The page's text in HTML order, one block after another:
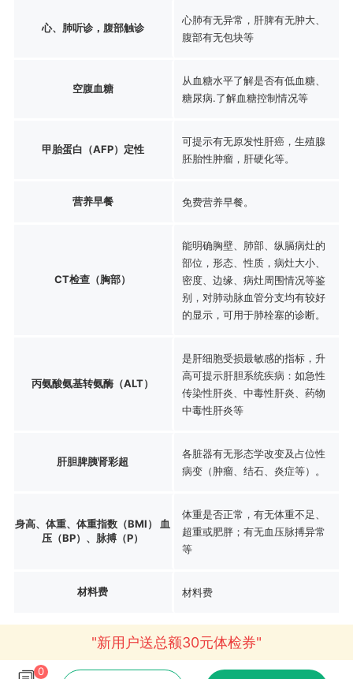
心、肺听诊，腹部触诊
心肺有无异常，肝脾有无肿大、
腹部有无包块等
空腹血糖
从血糖水平了解是否有低血糖、
糖尿病.了解血糖控制情况等
甲胎蛋白（AFP）定性
可提示有无原发性肝癌，生殖腺
胚胎性肿瘤，肝硬化等。
营养早餐 免费营养早餐。
CT检查（胸部）
能明确胸壁、肺部、纵膈病灶的
部位，形态、性质，病灶大小、
密度、边缘、病灶周围情况等鉴
别，对肺动脉血管分支均有较好
的显示，可用于肺栓塞的诊断。
丙氨酸氨基转氨酶（ALT）
是肝细胞受损最敏感的指标，升
高可提示肝胆系统疾病：如急性
传染性肝炎、中毒性肝炎、药物
中毒性肝炎等
肝胆脾胰肾彩超
各脏器有无形态学改变及占位性
病变（肿瘤、结石、炎症等）。
身高、体重、体重指数（BMI） 血
压（BP）、脉搏（P）
体重是否正常，有无体重不足、
超重或肥胖；有无血压脉搏异常
等
材料费 材料费
"新用户送总额30元体检券"
0